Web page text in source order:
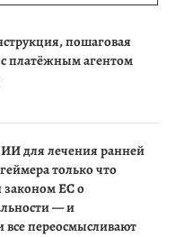
пошаговая
платёжным агентом
для лечения ранней
только что
законом ЕС о
— и
все переосмысливают